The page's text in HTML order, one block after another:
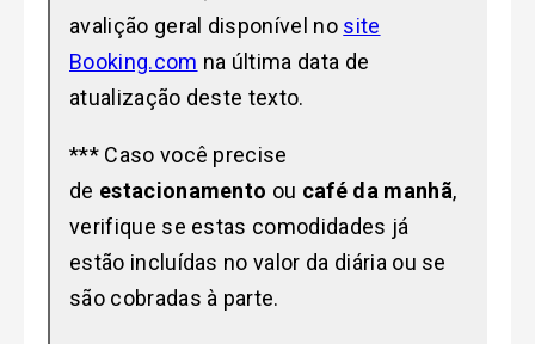
avalição geral disponível no site
Booking.com na última data de
atualização deste texto.
*** Caso você precise
de estacionamento ou café da manhã,
verifique se estas comodidades já
estão incluídas no valor da diária ou se
são cobradas à parte.